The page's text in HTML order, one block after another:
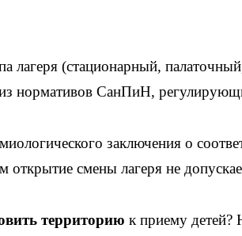
лагеря (стационарный,
нормативов СанПиН,
заключения о
открытие смены лагеря не
территорию к приему детей?